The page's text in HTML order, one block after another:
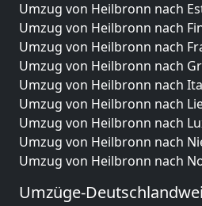
Umzug von Heilbronn nach
Umzug von Heilbronn nach
Umzug von Heilbronn nach
Umzug von Heilbronn nach
Umzug von Heilbronn nach
Umzug von Heilbronn nach
Umzug von Heilbronn nach
Umzug von Heilbronn nach
Umzug von Heilbronn nach
Umzüge-